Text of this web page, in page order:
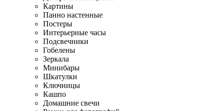
Картины
Панно настенные
Постеры
Интерьерные часы
Подсвечники
Гобелены
Зеркала
Минибары
Шкатулки
Ключницы
Кашпо
Домашние свечи